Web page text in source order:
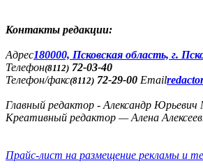
Контакты редакции:
Адреc180000, Псковская область, г.
Телефон(8112) 72-03-40
Телефон/факс(8112) 72-29-00 Email
Главный редактор - Александр Юрьевич
Креативный редактор — Алена
Прайс-лист на размещение рекламы и